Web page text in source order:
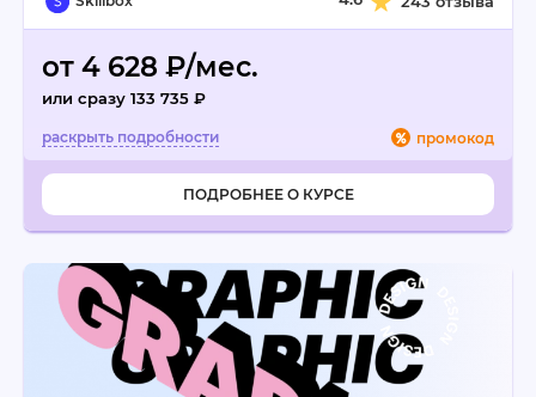
от 4 628 ₽/мес.
или сразу 133 735 ₽
промокод
ПОДРОБНЕЕ О КУРСЕ